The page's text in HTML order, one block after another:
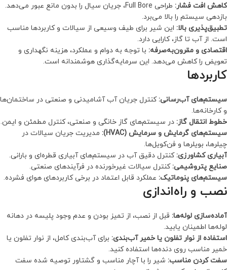
کاهش افت فشار:
طراحی Full Bore، جریان سیال را بدون مانع عبور می‌دهد.
بازدهی سیستم را بالا می‌برد.
تطبیق‌پذیری بالا: این شیر برای طیف وسیعی از سیالات و کاربردها مناسب
است. از آب تا گاز، کارایی دارد.
اقتصادی و مقرون‌به‌صرفه: با توجه به دوام و عملکرد، هزینه نگهداری و
تعویض را کاهش می‌دهد. این سرمایه‌گذاری هوشمندانه است.
کاربردها
سیستم‌های آب‌رسانی: کنترل جریان آب آشامیدنی و صنعتی در ساختمان‌ها
و کارخانه‌ها.
خطوط انتقال گاز: در سیستم‌های گاز خانگی و صنعتی، کنترل مطمئن و ایمن.
سیستم‌های گرمایش و سرمایش (HVAC):
مدیریت جریان سیالات در
چیلرها، بویلرها و فن‌کویل‌ها.
آبیاری کشاورزی: کنترل دقیق آب در سیستم‌های آبیاری قطره‌ای و بارانی.
صنایع پتروشیمی: کنترل سیالات غیرخورنده در فرآیندهای صنعتی.
سیستم‌های پنوماتیک: عملکرد قابل اعتماد در برخی کاربردهای هوای فشرده.
نصب و راه‌اندازی
آماده‌سازی لوله‌ها: قبل از نصب، از تمیز بودن و عدم وجود پلیسه در دهانه
لوله‌ها اطمینان یابید.
استفاده از نوار تفلون یا خمیر آب‌بندی: برای آب‌بندی کامل، از نوار تفلون یا
خمیر مناسب روی دنده‌ها استفاده کنید.
سفت کردن مناسب: شیر را با آچار مناسب و گشتاور توصیه شده سفت